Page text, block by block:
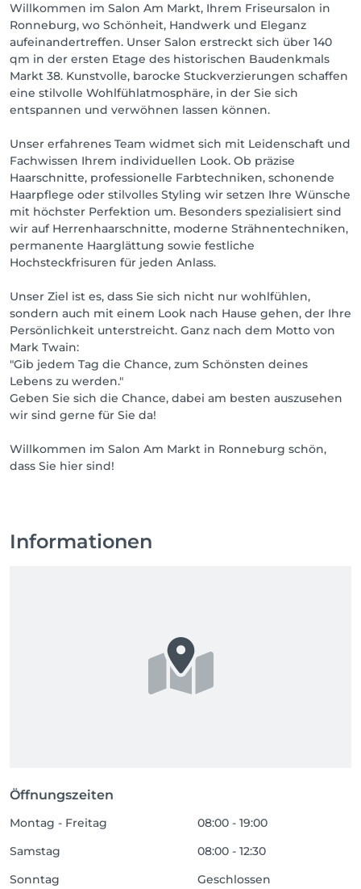
Willkommen im Salon Am Markt, Ihrem Friseursalon in
Ronneburg, wo Schönheit, Handwerk und Eleganz
aufeinandertreffen. Unser Salon erstreckt sich über 140
qm in der ersten Etage des historischen Baudenkmals
Markt 38. Kunstvolle, barocke Stuckverzierungen schaffen
eine stilvolle Wohlfühlatmosphäre, in der Sie sich
entspannen und verwöhnen lassen können.
Unser erfahrenes Team widmet sich mit Leidenschaft und
Fachwissen Ihrem individuellen Look. Ob präzise
Haarschnitte, professionelle Farbtechniken, schonende
Haarpflege oder stilvolles Styling wir setzen Ihre Wünsche
mit höchster Perfektion um. Besonders spezialisiert sind
wir auf Herrenhaarschnitte, moderne Strähnentechniken,
permanente Haarglättung sowie festliche
Hochsteckfrisuren für jeden Anlass.
Unser Ziel ist es, dass Sie sich nicht nur wohlfühlen,
sondern auch mit einem Look nach Hause gehen, der Ihre
Persönlichkeit unterstreicht. Ganz nach dem Motto von
Mark Twain:
"Gib jedem Tag die Chance, zum Schönsten deines
Lebens zu werden."
Geben Sie sich die Chance, dabei am besten auszusehen
wir sind gerne für Sie da!
Willkommen im Salon Am Markt in Ronneburg schön,
dass Sie hier sind!
Informationen
Öffnungszeiten
Montag - Freitag
08:00 - 19:00
Samstag
08:00 - 12:30
Sonntag
Geschlossen